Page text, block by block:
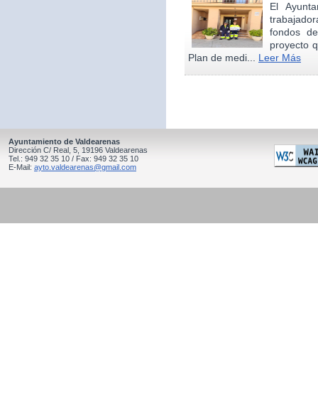
El
fondos
proyecto
Plan de medi... Leer Más
Ayuntamiento de Valdearenas
Dirección C/ Real, 5, 19196 Valdearenas
Tel.: 949 32 35 10 / Fax: 949 32 35 10
E-Mail: ayto.valdearenas@gmail.com